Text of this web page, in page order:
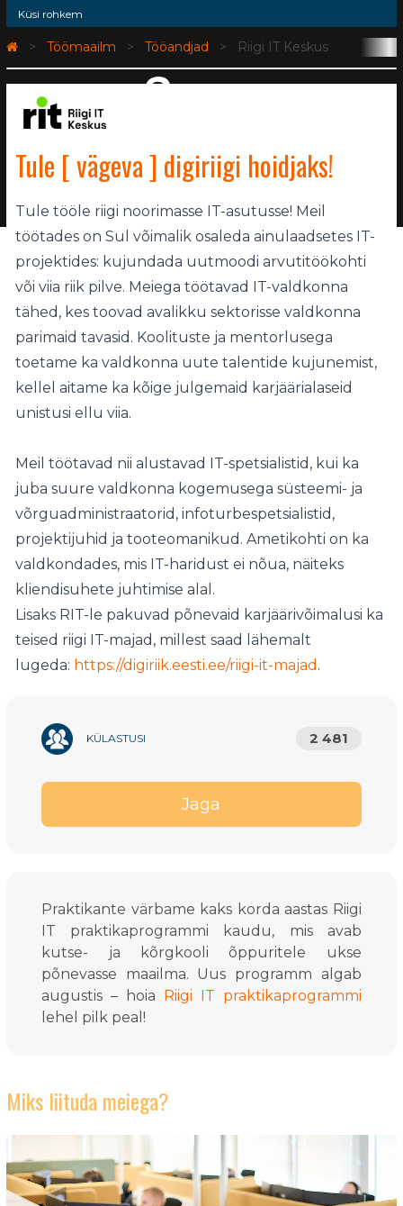
Küsi rohkem
Töömaailm Tööandjad Riigi IT Keskus
Tule [ vägeva ] digiriigi hoidjaks!
Tule tööle riigi noorimasse IT-asutusse! Meil
töötades on Sul võimalik osaleda ainulaadsetes IT-
projektides: kujundada uutmoodi arvutitöökohti
või viia riik pilve. Meiega töötavad IT-valdkonna
tähed, kes toovad avalikku sektorisse valdkonna
parimaid tavasid. Koolituste ja mentorlusega
toetame ka valdkonna uute talentide kujunemist,
kellel aitame ka kõige julgemaid karjäärialaseid
unistusi ellu viia.
Meil töötavad nii alustavad IT-spetsialistid, kui ka
juba suure valdkonna kogemusega süsteemi- ja
võrguadministraatorid, infoturbespetsialistid,
projektijuhid ja tooteomanikud. Ametikohti on ka
valdkondades, mis IT-haridust ei nõua, näiteks
kliendisuhete juhtimise alal.
Lisaks RIT-le pakuvad põnevaid karjäärivõimalusi ka
teised riigi IT-majad, millest saad lähemalt
lugeda: https://digiriik.eesti.ee/riigi-it-majad .
KÜLASTUSI 2 481
Jaga
Praktikante värbame kaks korda aastas Riigi
IT praktikaprogrammi kaudu, mis avab
kutse- ja kõrgkooli õppuritele ukse
põnevasse maailma. Uus programm algab
augustis – hoia Riigi IT praktikaprogrammi
lehel pilk peal!
Miks liituda meiega?